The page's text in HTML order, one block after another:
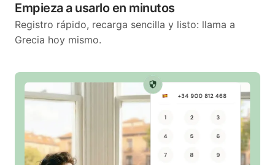
Empieza a usarlo en minutos
Registro rápido, recarga sencilla y listo: llama a
Grecia hoy mismo.